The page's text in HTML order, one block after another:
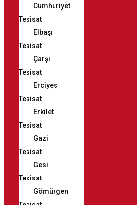
Cumhuriyet
Tesisat
Elbaşı
Tesisat
Çarşı
Tesisat
Erciyes
Tesisat
Erkilet
Tesisat
Gazi
Tesisat
Gesi
Tesisat
Gömürgen